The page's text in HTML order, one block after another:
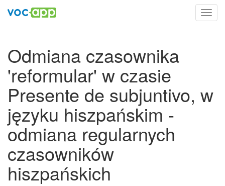
Odmiana czasownika
'reformular' w czasie
Presente de subjuntivo, w
języku hiszpańskim -
odmiana regularnych
czasowników
hiszpańskich